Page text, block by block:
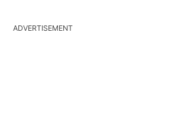
ADVERTISEMENT